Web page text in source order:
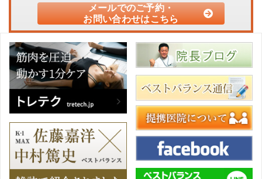
メールでのご予約・
お問い合わせはこちら